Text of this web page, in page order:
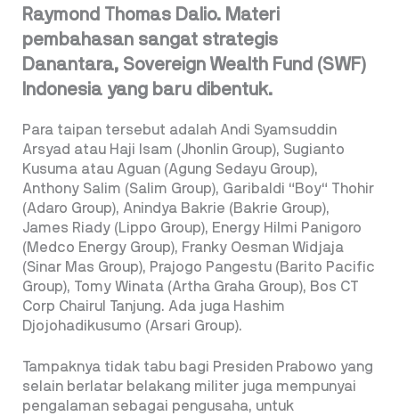
Raymond Thomas Dalio. Materi
pembahasan sangat strategis
Danantara, Sovereign Wealth Fund (SWF)
Indonesia yang baru dibentuk.
Para taipan tersebut adalah Andi Syamsuddin
Arsyad atau Haji Isam (Jhonlin Group), Sugianto
Kusuma atau Aguan (Agung Sedayu Group),
Anthony Salim (Salim Group), Garibaldi “Boy“ Thohir
(Adaro Group), Anindya Bakrie (Bakrie Group),
James Riady (Lippo Group), Energy Hilmi Panigoro
(Medco Energy Group), Franky Oesman Widjaja
(Sinar Mas Group), Prajogo Pangestu (Barito Pacific
Group), Tomy Winata (Artha Graha Group), Bos CT
Corp Chairul Tanjung. Ada juga Hashim
Djojohadikusumo (Arsari Group).
Tampaknya tidak tabu bagi Presiden Prabowo yang
selain berlatar belakang militer juga mempunyai
pengalaman sebagai pengusaha, untuk